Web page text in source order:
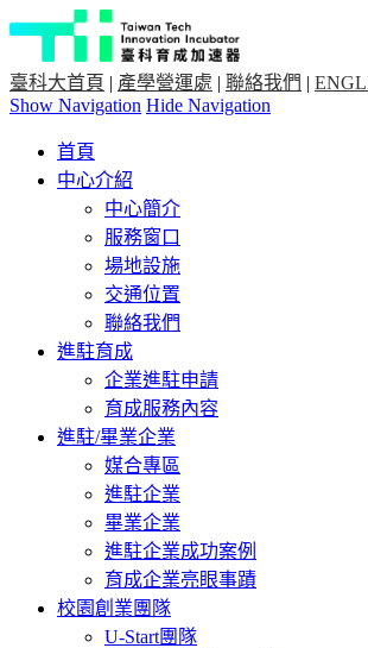
臺科大首頁 | 產學營運處 | 聯絡我們 |
Show Navigation Hide Navigation
首頁
中心介紹
中心簡介
服務窗口
場地設施
交通位置
聯絡我們
進駐育成
企業進駐申請
育成服務內容
進駐/畢業企業
媒合專區
進駐企業
畢業企業
進駐企業成功案例
育成企業亮眼事蹟
校園創業團隊
U-Start團隊